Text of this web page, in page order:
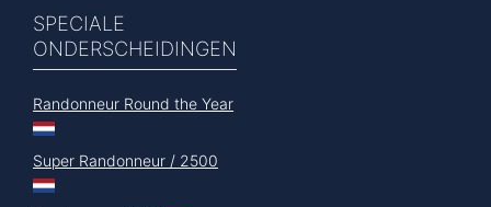
SPECIALE
ONDERSCHEIDINGEN
Randonneur Round the Year
Super Randonneur / 2500